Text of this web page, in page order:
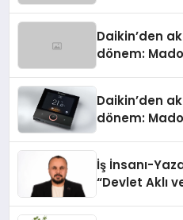
Daikin’den
dönem:
Daikin’den
dönem:
İş İnsanı-
“Devlet Aklı